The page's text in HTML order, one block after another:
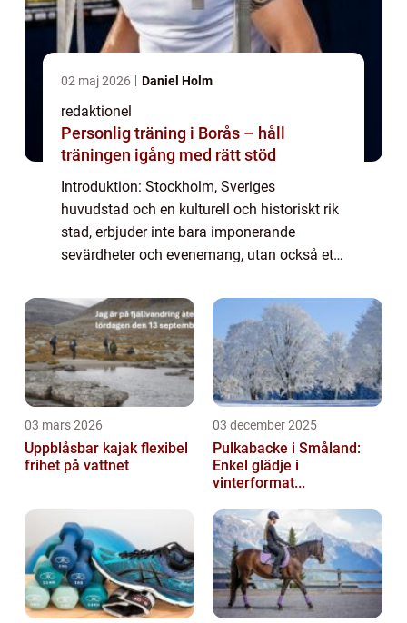
02 maj 2026 Daniel Holm
redaktionel
Personlig träning i Borås – håll
träningen igång med rätt stöd
Introduktion: Stockholm, Sveriges
huvudstad och en kulturell och historiskt rik
stad, erbjuder inte bara imponerande
sevärdheter och evenemang, utan också ett
mest populära valen för utomhusaktiviteter
under ...
03 mars 2026
Uppblåsbar kajak flexibel
frihet på vattnet
03 december 2025
Pulkabacke i Småland:
Enkel glädje i
vinterformat...